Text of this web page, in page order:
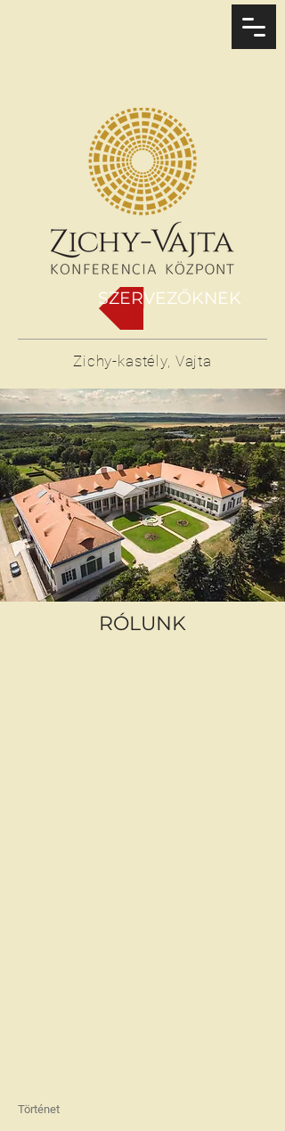
SZERVEZŐKNEK
Zichy-kastély, Vajta
RÓLUNK
Történet